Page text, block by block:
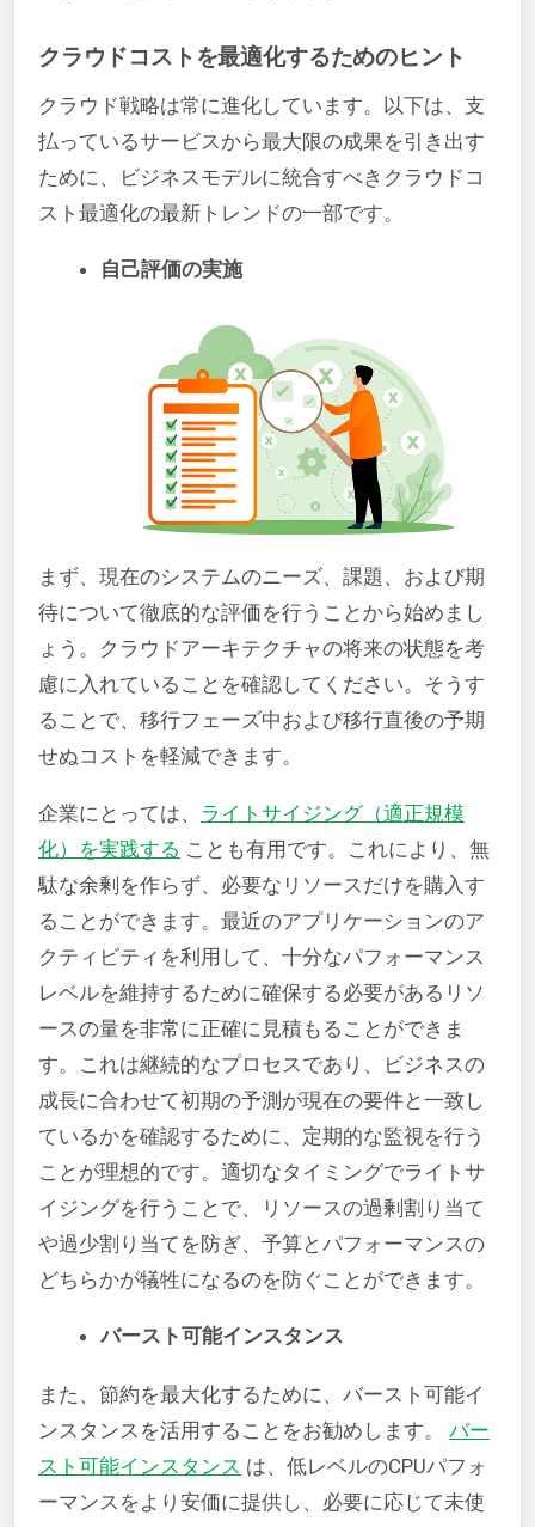
クラウドコストを最適化するためのヒント
クラウド戦略は常に進化しています。以下は、支
払っているサービスから最大限の成果を引き出す
ために、ビジネスモデルに統合すべきクラウドコ
スト最適化の最新トレンドの一部です。
自己評価の実施
まず、現在のシステムのニーズ、課題、および期
待について徹底的な評価を行うことから始めまし
ょう。クラウドアーキテクチャの将来の状態を考
慮に入れていることを確認してください。そうす
ることで、移行フェーズ中および移行直後の予期
せぬコストを軽減できます。
企業にとっては、 ライトサイジング（適正規模
化）を実践する ことも有用です。これにより、無
駄な余剰を作らず、必要なリソースだけを購入す
ることができます。最近のアプリケーションのア
クティビティを利用して、十分なパフォーマンス
レベルを維持するために確保する必要があるリソ
ースの量を非常に正確に見積もることができま
す。これは継続的なプロセスであり、ビジネスの
成長に合わせて初期の予測が現在の要件と一致し
ているかを確認するために、定期的な監視を行う
ことが理想的です。適切なタイミングでライトサ
イジングを行うことで、リソースの過剰割り当て
や過少割り当てを防ぎ、予算とパフォーマンスの
どちらかが犠牲になるのを防ぐことができます。
バースト可能インスタンス
また、節約を最大化するために、バースト可能イ
ンスタンスを活用することをお勧めします。 バー
スト可能インスタンス は、低レベルのCPUパフォ
ーマンスをより安価に提供し、必要に応じて未使